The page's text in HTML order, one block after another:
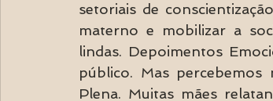
setoriais de
materno e mobilizar a
lindas. Depoimentos
público. Mas percebemos
Plena. Muitas mães